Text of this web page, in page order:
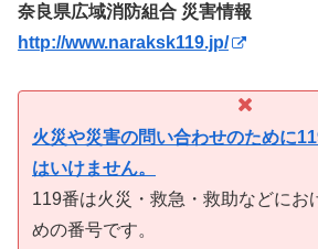
奈良県広域消防組合 災害情報
http://www.naraksk119.jp/
火災や災害の問い合わせのために
はいけません。
119番は火災・救急・救助などにお
めの番号です。